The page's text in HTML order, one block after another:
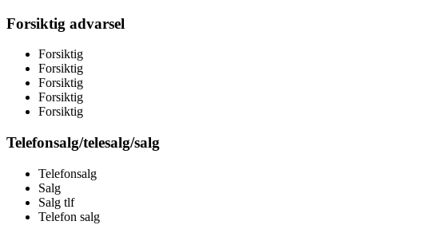
Forsiktig advarsel
Forsiktig
Forsiktig
Forsiktig
Forsiktig
Forsiktig
Telefonsalg/telesalg/salg
Telefonsalg
Salg
Salg tlf
Telefon salg